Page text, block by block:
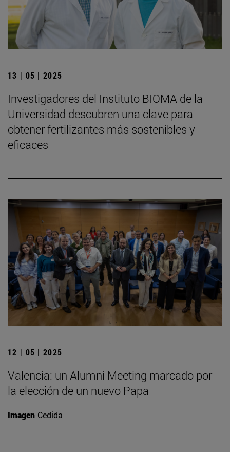
13 | 05 | 2025
Investigadores del Instituto BIOMA de la
Universidad descubren una clave para
obtener fertilizantes más sostenibles y
eficaces
12 | 05 | 2025
Valencia: un Alumni Meeting marcado por
la elección de un nuevo Papa
Imagen Cedida